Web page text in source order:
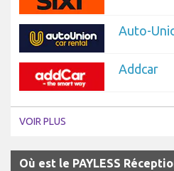
Auto-
Addcar
VOIR PLUS
Où est le PAYLESS